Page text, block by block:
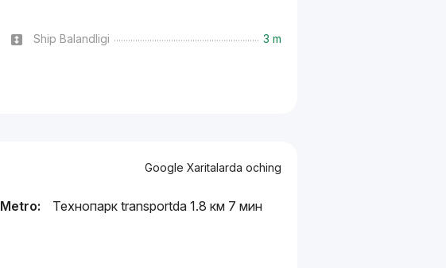
Ship Balandligi 3 m
Google Xaritalarda oching
Metro: Технопарк transportda 1.8 км 7 мин